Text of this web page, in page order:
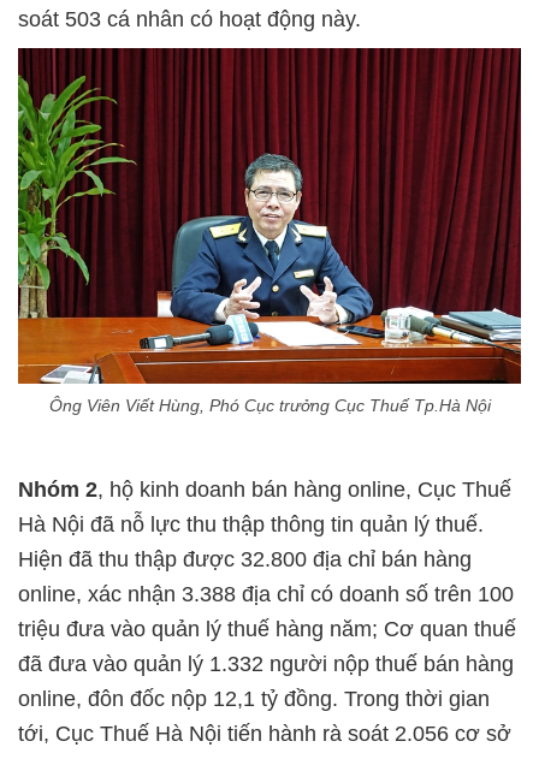
soát 503 cá nhân có hoạt động này.
Ông Viên Viết Hùng, Phó Cục trưởng Cục Thuế Tp.Hà Nội
Nhóm 2, hộ kinh doanh bán hàng online, Cục Thuế
Hà Nội đã nỗ lực thu thập thông tin quản lý thuế.
Hiện đã thu thập được 32.800 địa chỉ bán hàng
online, xác nhận 3.388 địa chỉ có doanh số trên 100
triệu đưa vào quản lý thuế hàng năm; Cơ quan thuế
đã đưa vào quản lý 1.332 người nộp thuế bán hàng
online, đôn đốc nộp 12,1 tỷ đồng. Trong thời gian
tới, Cục Thuế Hà Nội tiến hành rà soát 2.056 cơ sở